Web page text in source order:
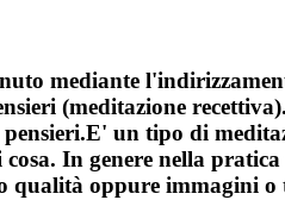
mediante
(meditazione
un tipo di
In genere nella
oppure immagini